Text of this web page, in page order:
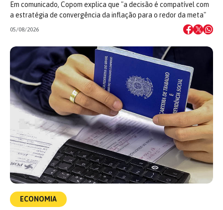
Em comunicado, Copom explica que "a decisão é compatível com
a estratégia de convergência da inflação para o redor da meta"
05/08/2026
ECONOMIA